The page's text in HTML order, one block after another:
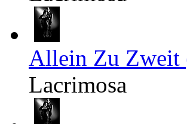
Allein Zu Zweit
Lacrimosa